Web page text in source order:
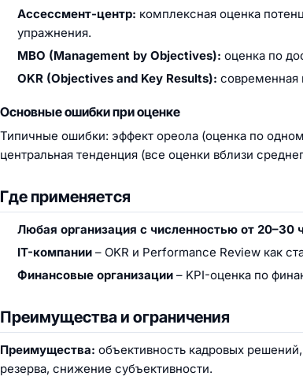
Ассессмент-центр: комплексная оценка
упражнения.
MBO (Management by Objectives): оценка по
OKR (Objectives and Key Results): современная
Основные ошибки при оценке
Типичные ошибки: эффект ореола (оценка по
центральная тенденция (все оценки вблизи
Где применяется
Любая организация с численностью от 20–30
IT-компании – OKR и Performance Review как
Финансовые организации – KPI-оценка по
Преимущества и ограничения
Преимущества: объективность кадровых
резерва, снижение субъективности.